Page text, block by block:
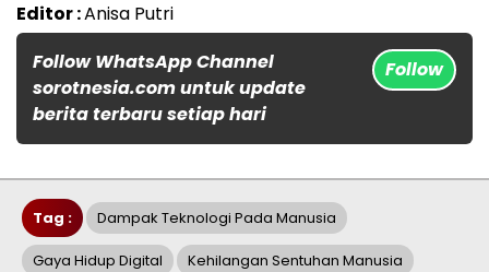
Editor :Anisa Putri
Follow WhatsApp Channel
sorotnesia.com untuk update
berita terbaru setiap hari
Follow
Tag : Dampak Teknologi Pada Manusia
Gaya Hidup Digital Kehilangan Sentuhan Manusia